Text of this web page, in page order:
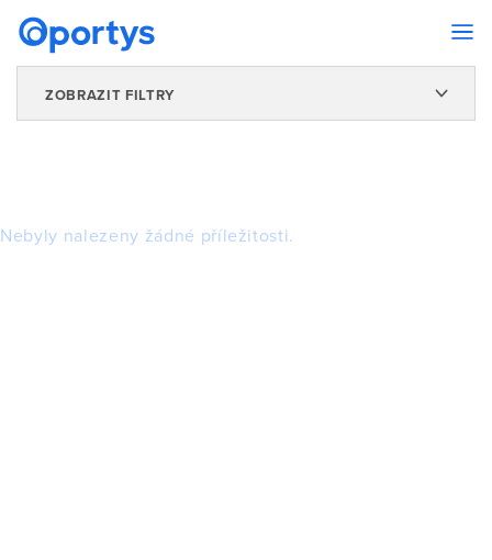
ZOBRAZIT FILTRY
Nebyly nalezeny žádné příležitosti.